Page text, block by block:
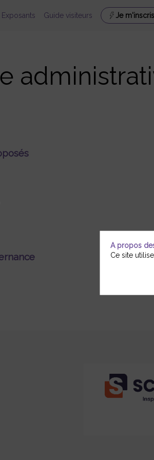
Exposants Guide visiteurs Je m'inscris
A propos
Ce site